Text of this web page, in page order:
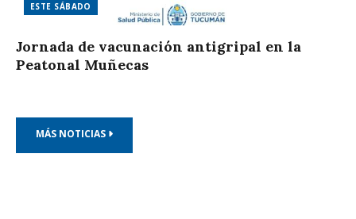
ESTE SÁBADO
Jornada de vacunación antigripal en la
Peatonal Muñecas
MÁS NOTICIAS